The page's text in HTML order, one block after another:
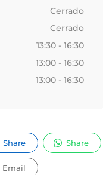
Cerrado
Cerrado
13:30 - 16:30
13:00 - 16:30
13:00 - 16:30
Share Share
Email